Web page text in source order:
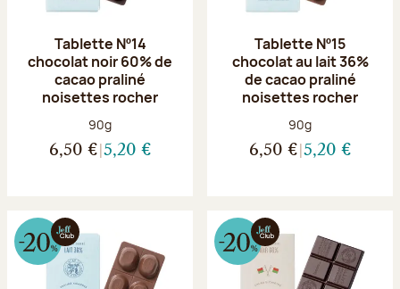
Tablette Nº14
chocolat noir 60% de
cacao praliné
noisettes rocher
Poids net :
90g
6,50 € 5,20 €
Tablette Nº15
chocolat au lait 36%
de cacao praliné
noisettes rocher
Poids net :
90g
6,50 € 5,20 €